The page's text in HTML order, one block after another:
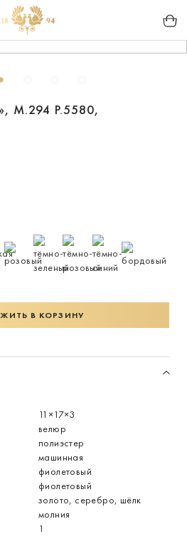
М.294 Р.5580,
В КОРЗИНУ
11×17×3
велюр
полиэстер
машинная
фиолетовый
фиолетовый
золото, серебро, шёлк
молния
1